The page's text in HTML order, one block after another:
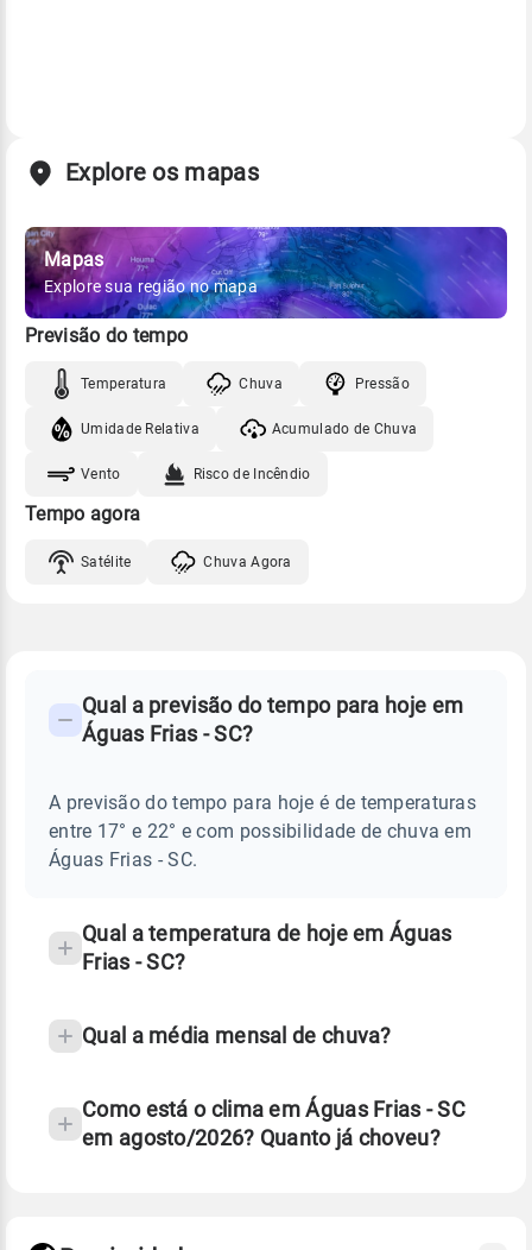
Explore os mapas
Mapas
Explore sua região no mapa
Previsão do tempo
Temperatura Chuva Pressão
Umidade Relativa Acumulado de Chuva
Vento Risco de Incêndio
Tempo agora
Satélite Chuva Agora
PREVISÃO
TEMPO
FRIAS
Perguntas
sobre
chuva
Qual a previsão do tempo para hoje em
Águas Frias - SC?
A previsão do tempo para hoje é de temperaturas
entre 17° e 22° e com possibilidade de chuva em
Águas Frias - SC.
Qual a temperatura de hoje em Águas
Frias - SC?
Qual a média mensal de chuva?
Como está o clima em Águas Frias - SC
em agosto/2026? Quanto já choveu?